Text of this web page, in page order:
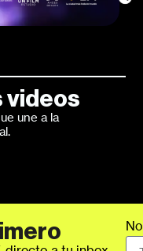
videos
une a la